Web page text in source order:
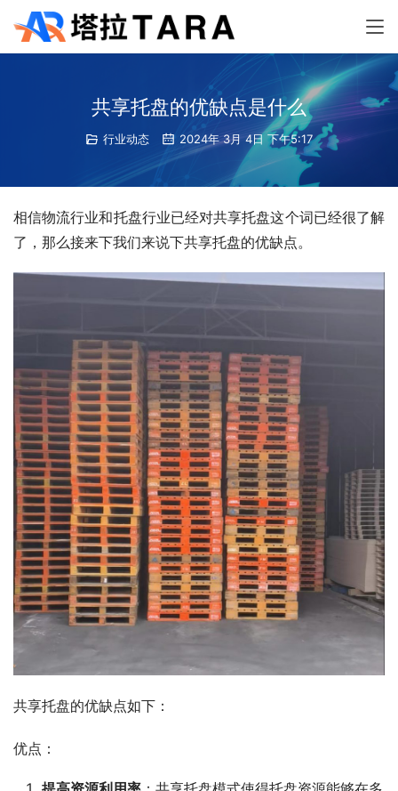
共享托盘的优缺点是什么
行业动态 2024年 3月 4日 下午5:17
相信物流行业和托盘行业已经对共享托盘这个词已经很了解
了，那么接来下我们来说下共享托盘的优缺点。
共享托盘的优缺点如下：
优点：